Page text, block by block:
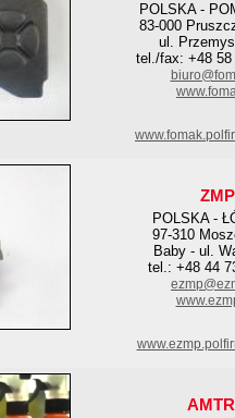
POLSKA -
83-000
ul.
tel./fax: +48 58
ZMP
POLSKA -
97-310
Baby - ul.
tel.: +48 44